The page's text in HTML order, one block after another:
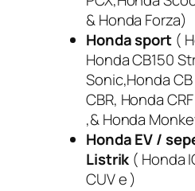
& Honda Forza)
Honda sport (
Honda CB150
Sonic,Honda
CBR, Honda
,& Honda
Honda EV /
Listrik ( Honda
CUV e )